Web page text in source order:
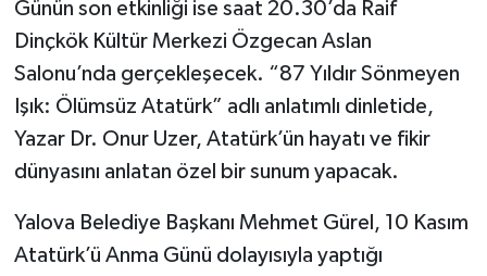
Günün son etkinliği ise saat 20.30’da Raif
Dinçkök Kültür Merkezi Özgecan Aslan
Salonu’nda gerçekleşecek. “87 Yıldır Sönmeyen
Işık: Ölümsüz Atatürk” adlı anlatımlı dinletide,
Yazar Dr. Onur Uzer, Atatürk’ün hayatı ve fikir
dünyasını anlatan özel bir sunum yapacak.
Yalova Belediye Başkanı Mehmet Gürel, 10 Kasım
Atatürk’ü Anma Günü dolayısıyla yaptığı